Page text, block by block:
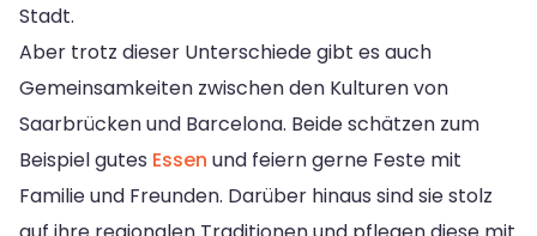
Stadt.
Aber trotz dieser Unterschiede gibt es auch
Gemeinsamkeiten zwischen den Kulturen von
Saarbrücken und Barcelona. Beide schätzen zum
Beispiel gutes Essen und feiern gerne Feste mit
Familie und Freunden. Darüber hinaus sind sie stolz